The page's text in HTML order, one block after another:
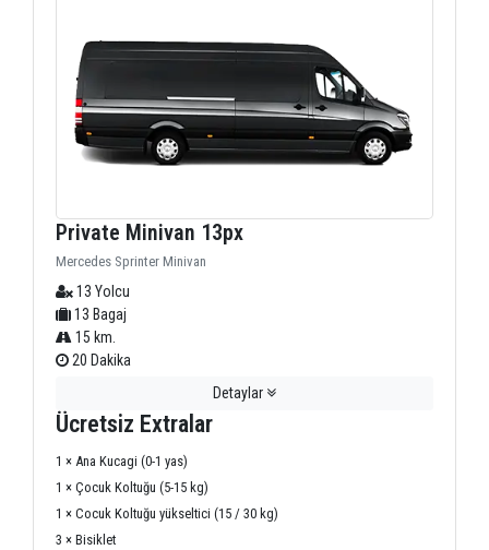
Private Minivan 13px
Mercedes Sprinter Minivan
13 Yolcu
13 Bagaj
15 km.
20 Dakika
Detaylar
Ücretsiz Extralar
1 × Ana Kucagi (0-1 yas)
1 × Çocuk Koltuğu (5-15 kg)
1 × Cocuk Koltuğu yükseltici (15 / 30 kg)
3 × Bisiklet